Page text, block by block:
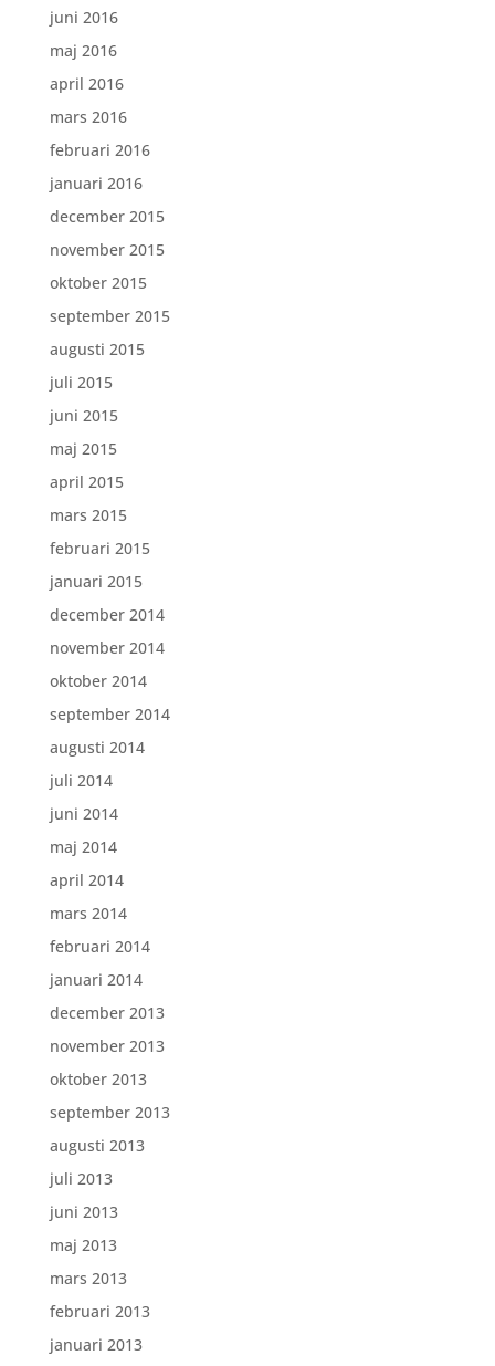
juni 2016
maj 2016
april 2016
mars 2016
februari 2016
januari 2016
december 2015
november 2015
oktober 2015
september 2015
augusti 2015
juli 2015
juni 2015
maj 2015
april 2015
mars 2015
februari 2015
januari 2015
december 2014
november 2014
oktober 2014
september 2014
augusti 2014
juli 2014
juni 2014
maj 2014
april 2014
mars 2014
februari 2014
januari 2014
december 2013
november 2013
oktober 2013
september 2013
augusti 2013
juli 2013
juni 2013
maj 2013
mars 2013
februari 2013
januari 2013